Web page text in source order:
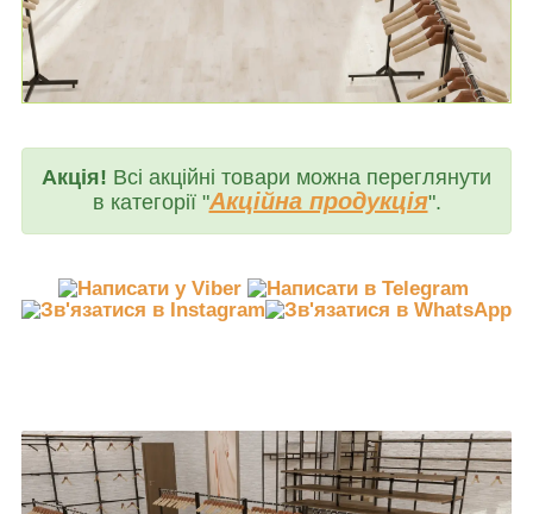
Акція! Всі акційні товари можна переглянути
в категорії "Акційна продукція".